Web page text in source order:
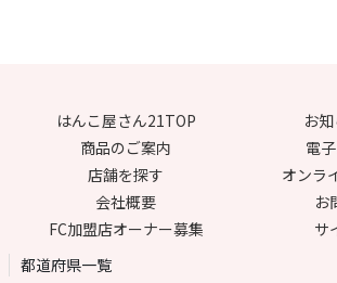
はんこ屋さん21TOP
お
商品のご案内
電
店舗を探す
オンラ
会社概要
お
FC加盟店オーナー募集
サ
都道府県一覧